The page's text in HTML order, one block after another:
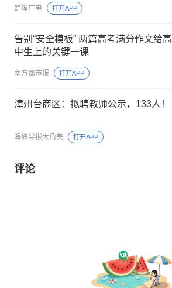
蚌埠广电 打开APP
告别“安全模板” 两篇高考满分作文给高
中生上的关键一课
南方都市报 打开APP
漳州台商区：拟聘教师公示，133人！
海峡导报大角美 打开APP
评论